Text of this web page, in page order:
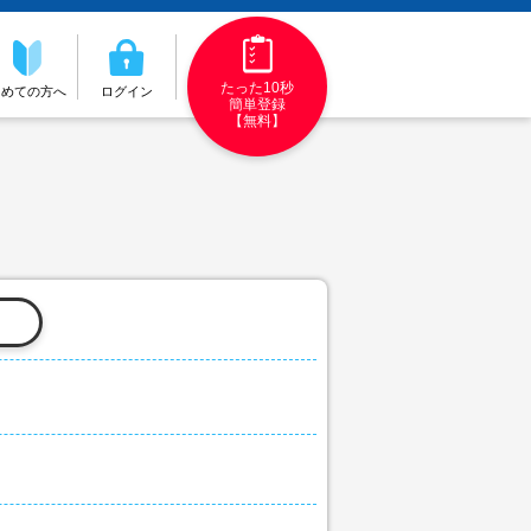
ての方へ ログイン
たった10秒
簡単登録
【無料】